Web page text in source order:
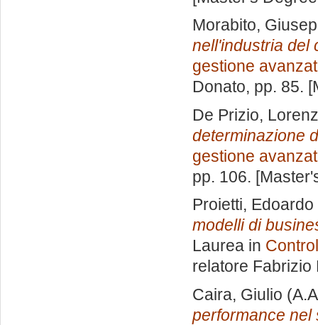
Morabito,
nell'industria del
gestione
Donato, pp. 85.
De Prizio,
determinazione
gestione
pp. 106.
Proietti, Edoardo
modelli di
Laurea in
relatore Fabrizio
Caira, Giulio
performance nel